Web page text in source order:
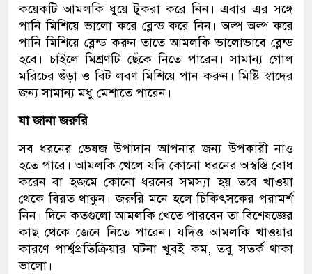
কয়েকটি আমলকি ধুয়ে টুকরা করে নিন। এবার এর সঙ্গে
পানি মিশিয়ে ভালো করে ব্লেন্ড করে নিন। অল্প অল্প করে
পানি মিশিয়ে ব্লেন্ড করুন তাতে আমলকি ভালোভাবে ব্লেন্ড
হবে। চাইলে মিশ্রণটি ছেঁকে নিতে পারেন। সামান্য গোল
মরিচের গুঁড়া ও বিট লবণ মিশিয়ে পান করুন। মিষ্টি স্বাদের
জন্য সামান্য মধু মেশাতে পারেন।
যা জানা জরুরি
সব ধরনের ভেষজ উপাদান আপনার জন্য উপকারী নাও
হতে পারে। আমলকি খেলে যদি কোনো ধরনের অস্বস্তি বোধ
করেন বা হজমে কোনো ধরনের সমস্যা হয় তবে খাওয়া
থেকে বিরত থাকুন। জরুরি মনে হলে চিকিৎসকের পরামর্শ
নিন। দিনে কতগুলো আমলকি খেতে পারবেন তা বিশেষজ্ঞের
কাছ থেকে জেনে নিতে পারেন। যদিও আমলকি খাওয়ার
কারণে পার্শ্বপ্রতিক্রিয়ার ঘটনা খুবই কম, তবু সতর্ক থাকা
ভালো।